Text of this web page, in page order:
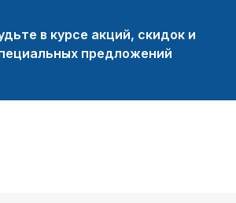
в курсе акций, скидок и
предложений